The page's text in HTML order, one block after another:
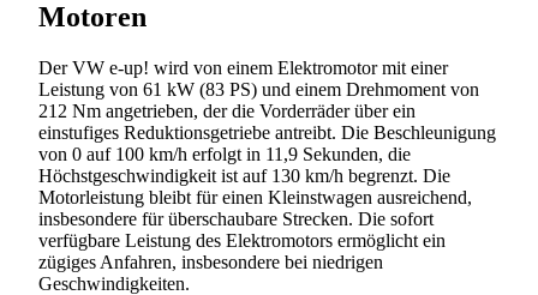
Motoren
Der VW e-up! wird von einem Elektromotor mit einer
Leistung von 61 kW (83 PS) und einem Drehmoment von
212 Nm angetrieben, der die Vorderräder über ein
einstufiges Reduktionsgetriebe antreibt. Die Beschleunigung
von 0 auf 100 km/h erfolgt in 11,9 Sekunden, die
Höchstgeschwindigkeit ist auf 130 km/h begrenzt. Die
Motorleistung bleibt für einen Kleinstwagen ausreichend,
insbesondere für überschaubare Strecken. Die sofort
verfügbare Leistung des Elektromotors ermöglicht ein
zügiges Anfahren, insbesondere bei niedrigen
Geschwindigkeiten.